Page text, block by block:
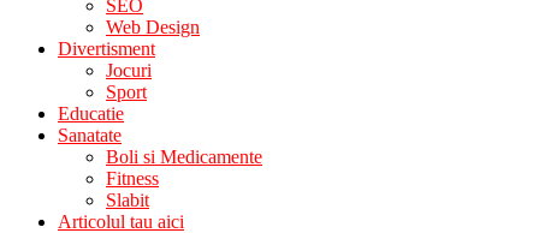
SEO
Web Design
Divertisment
Jocuri
Sport
Educatie
Sanatate
Boli si Medicamente
Fitness
Slabit
Articolul tau aici